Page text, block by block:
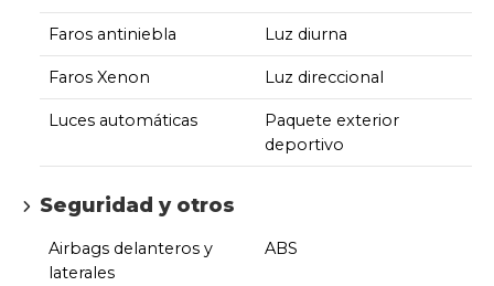
Faros antiniebla Luz diurna
Faros Xenon Luz direccional
Luces automáticas
Paquete exterior
deportivo
Seguridad y otros
Airbags delanteros y
laterales
ABS